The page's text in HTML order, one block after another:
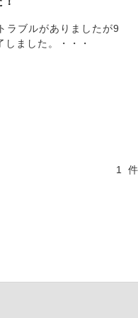
ました。・・・
1